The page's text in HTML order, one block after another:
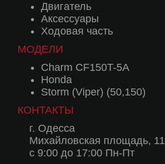
Двигатель
Аксессуары
Ходовая часть
МОДЕЛИ
Charm CF150T-5A
Honda
Storm (Viper) (50,150)
КОНТАКТЫ
г. Одесса
Михайловская площадь, 11
с 9:00 до 17:00 Пн-Пт